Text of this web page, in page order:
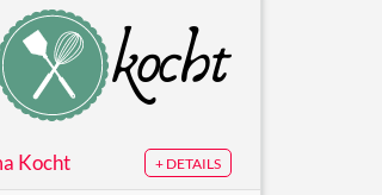
Kocht + DETAILS